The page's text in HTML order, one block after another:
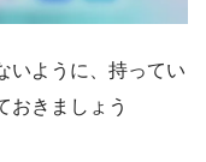
いように、持ってい
おきましょう